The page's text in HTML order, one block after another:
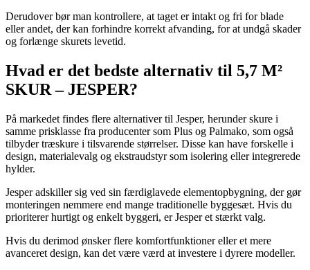
Derudover bør man kontrollere, at taget er intakt og fri for blade
eller andet, der kan forhindre korrekt afvanding, for at undgå skader
og forlænge skurets levetid.
Hvad er det bedste alternativ til 5,7 M²
SKUR – JESPER?
På markedet findes flere alternativer til Jesper, herunder skure i
samme prisklasse fra producenter som Plus og Palmako, som også
tilbyder træskure i tilsvarende størrelser. Disse kan have forskelle i
design, materialevalg og ekstraudstyr som isolering eller integrerede
hylder.
Jesper adskiller sig ved sin færdiglavede elementopbygning, der gør
monteringen nemmere end mange traditionelle byggesæt. Hvis du
prioriterer hurtigt og enkelt byggeri, er Jesper et stærkt valg.
Hvis du derimod ønsker flere komfortfunktioner eller et mere
avanceret design, kan det være værd at investere i dyrere modeller.